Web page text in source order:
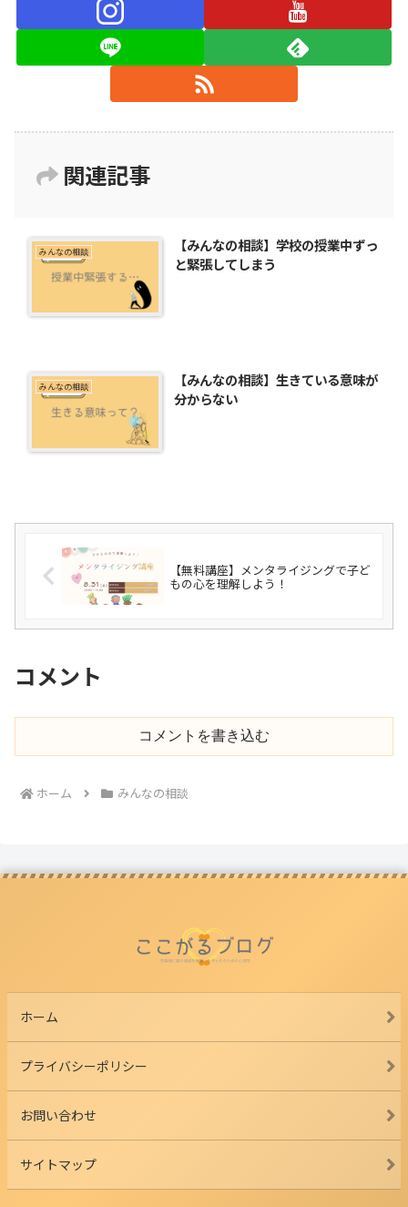
関連記事
みんなの相談
【みんなの相談】学校の授業中ずっ
と緊張してしまう
みんなの相談
【みんなの相談】生きている意味が
分からない
【無料講座】メンタライジングで子ど
もの心を理解しよう！
コメント
コメントを書き込む
ホーム みんなの相談
ホーム
プライバシーポリシー
お問い合わせ
サイトマップ